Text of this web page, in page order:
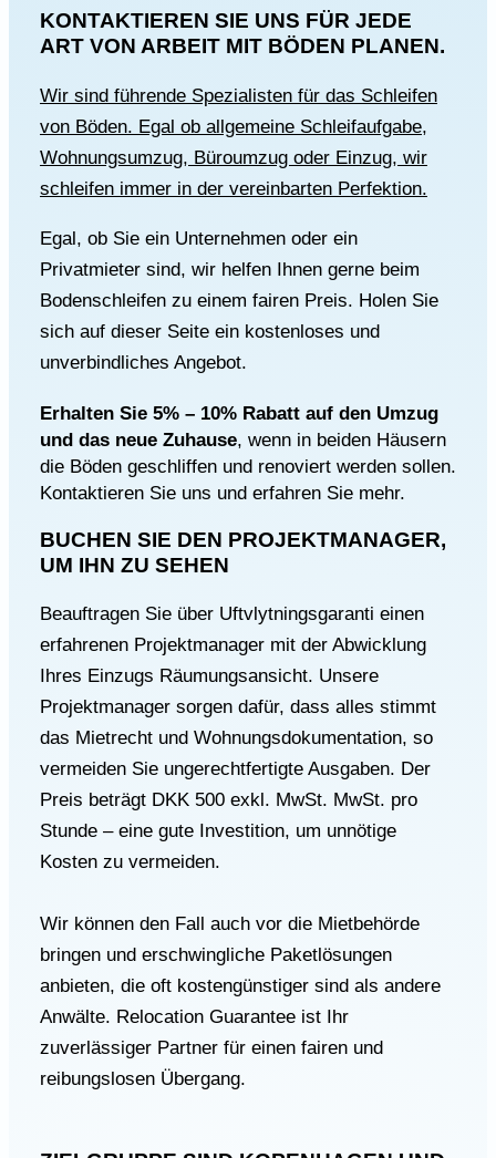
KONTAKTIEREN SIE UNS FÜR JEDE
ART VON ARBEIT MIT BÖDEN PLANEN.
Wir sind führende Spezialisten für das Schleifen
von Böden. Egal ob allgemeine Schleifaufgabe,
Wohnungsumzug, Büroumzug oder Einzug, wir
schleifen immer in der vereinbarten Perfektion.
Egal, ob Sie ein Unternehmen oder ein
Privatmieter sind, wir helfen Ihnen gerne beim
Bodenschleifen zu einem fairen Preis. Holen Sie
sich auf dieser Seite ein kostenloses und
unverbindliches Angebot.
Erhalten Sie 5% – 10% Rabatt auf den Umzug
und das neue Zuhause, wenn in beiden Häusern
die Böden geschliffen und renoviert werden sollen.
Kontaktieren Sie uns und erfahren Sie mehr.
BUCHEN SIE DEN PROJEKTMANAGER,
UM IHN ZU SEHEN
Beauftragen Sie über Uftvlytningsgaranti einen
erfahrenen Projektmanager mit der Abwicklung
Ihres Einzugs Räumungsansicht. Unsere
Projektmanager sorgen dafür, dass alles stimmt
das Mietrecht und Wohnungsdokumentation, so
vermeiden Sie ungerechtfertigte Ausgaben. Der
Preis beträgt DKK 500 exkl. MwSt. MwSt. pro
Stunde – eine gute Investition, um unnötige
Kosten zu vermeiden.
Wir können den Fall auch vor die Mietbehörde
bringen und erschwingliche Paketlösungen
anbieten, die oft kostengünstiger sind als andere
Anwälte. Relocation Guarantee ist Ihr
zuverlässiger Partner für einen fairen und
reibungslosen Übergang.